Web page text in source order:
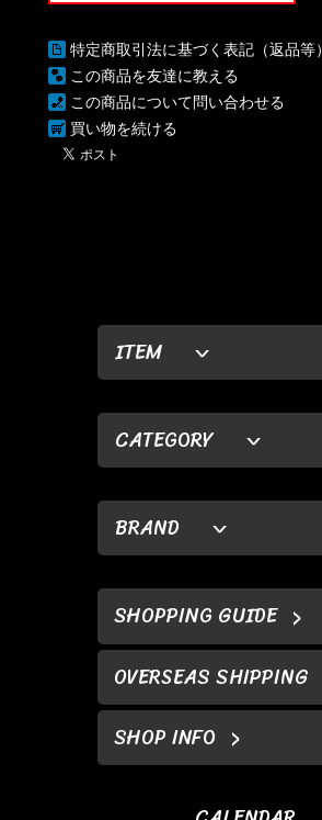
ITEM
CATEGORY
BRAND
SHOPPING GUIDE
OVERSEAS SHIPPING
SHOP INFO
特定商取引法に基づく表記（返品等）
この商品を友達に教える
この商品について問い合わせる
買い物を続ける